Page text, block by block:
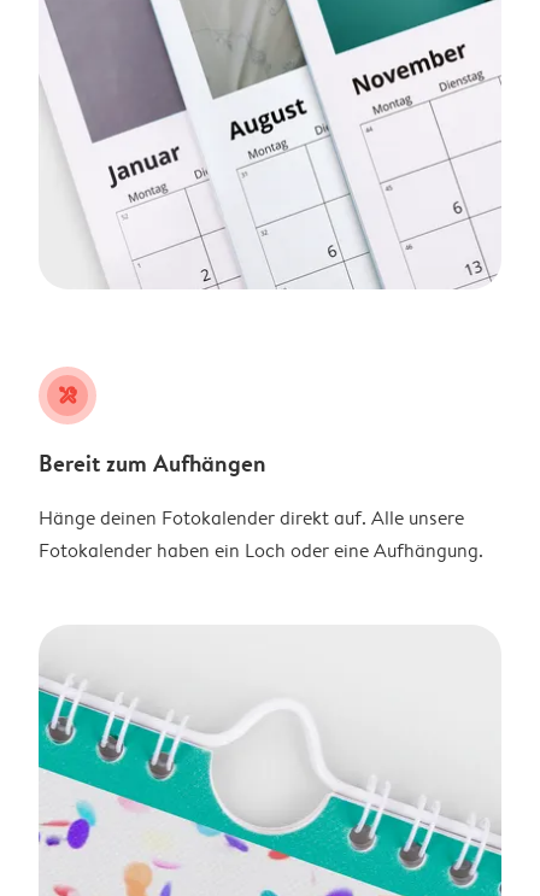
tools
Bereit zum Aufhängen
Hänge deinen Fotokalender direkt auf. Alle unsere
Fotokalender haben ein Loch oder eine Aufhängung.